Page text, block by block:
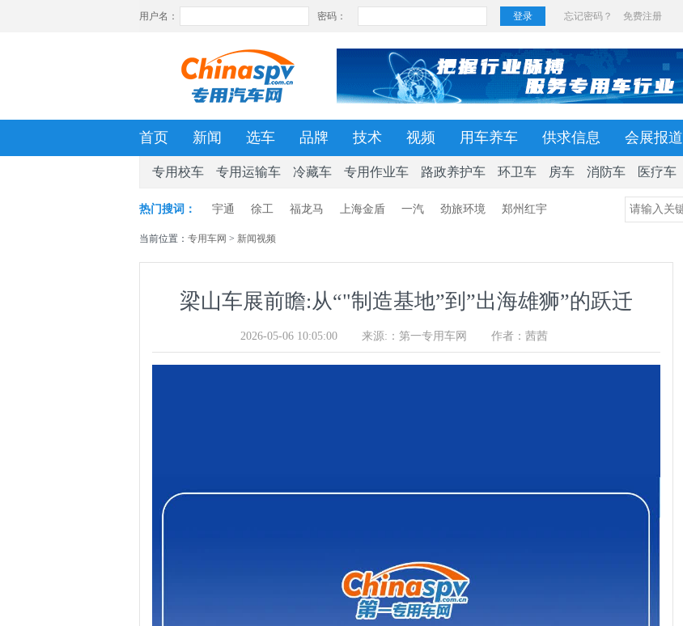
首页 新闻 选车 品牌 技术 视频 用车养车 供求信息 会展报道
专用校车 专用运输车 冷藏车 专用作业车 路政养护车 环卫车 房车 消防车 医疗车
热门搜词： 宇通 徐工 福龙马 上海金盾 一汽 劲旅环境 郑州红宇
当前位置： 专用车网 > 新闻视频
梁山车展前瞻:从“"制造基地”到”出海雄狮”的跃迁
2026-05-06 10:05:00 来源:：第一专用车网 作者：茜茜